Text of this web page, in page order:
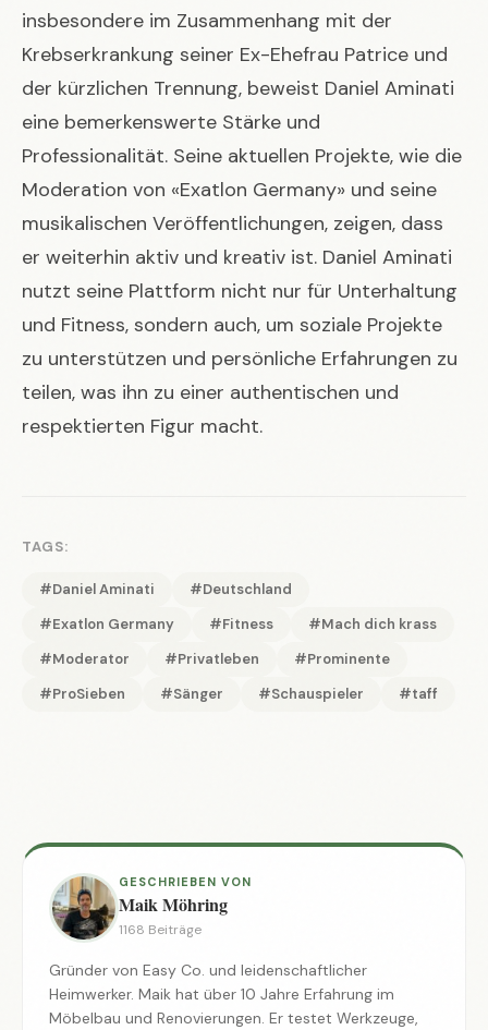
insbesondere im Zusammenhang mit der
Krebserkrankung seiner Ex-Ehefrau Patrice und
der kürzlichen Trennung, beweist Daniel Aminati
eine bemerkenswerte Stärke und
Professionalität. Seine aktuellen Projekte, wie die
Moderation von «Exatlon Germany» und seine
musikalischen Veröffentlichungen, zeigen, dass
er weiterhin aktiv und kreativ ist. Daniel Aminati
nutzt seine Plattform nicht nur für Unterhaltung
und Fitness, sondern auch, um soziale Projekte
zu unterstützen und persönliche Erfahrungen zu
teilen, was ihn zu einer authentischen und
respektierten Figur macht.
TAGS:
#Daniel Aminati
#Deutschland
#Exatlon Germany
#Fitness
#Mach dich krass
#Moderator
#Privatleben
#Prominente
#ProSieben
#Sänger #Schauspieler #taff
GESCHRIEBEN VON
Maik Möhring
1168 Beiträge
Gründer von Easy Co. und leidenschaftlicher
Heimwerker. Maik hat über 10 Jahre Erfahrung im
Möbelbau und Renovierungen. Er testet Werkzeuge,